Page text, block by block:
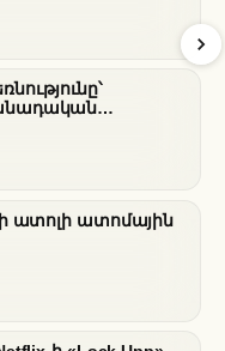
ատոլի ատոմային